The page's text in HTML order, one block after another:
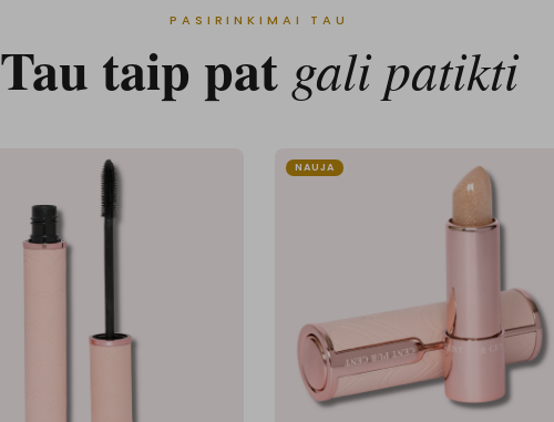
PASIRINKIMAI TAU
Tau taip pat gali patikti
NAUJA